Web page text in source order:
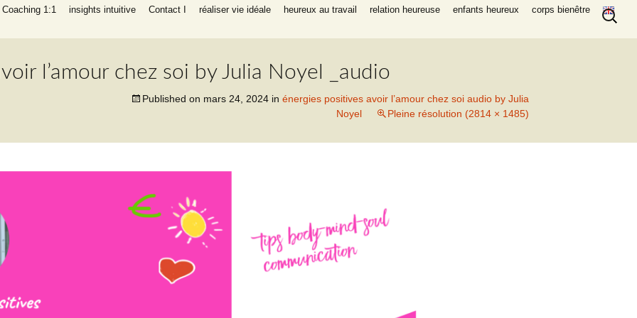
1:1
réussir
heureux)
en bonne
succès
auto-aide
succès
insights intuitive Contact I réaliser vie idéale heureux au travail relation heureuse enfants heureux corps bienêtre
l’amour chez soi by Julia Noyel _audio
Published on mars 24, 2024 in énergies positives avoir l’amour chez soi audio by Julia
Noyel
Pleine résolution (2814 × 1485)